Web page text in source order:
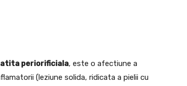
periorificiala, este o afectiune a
(leziune solida, ridicata a pielii cu